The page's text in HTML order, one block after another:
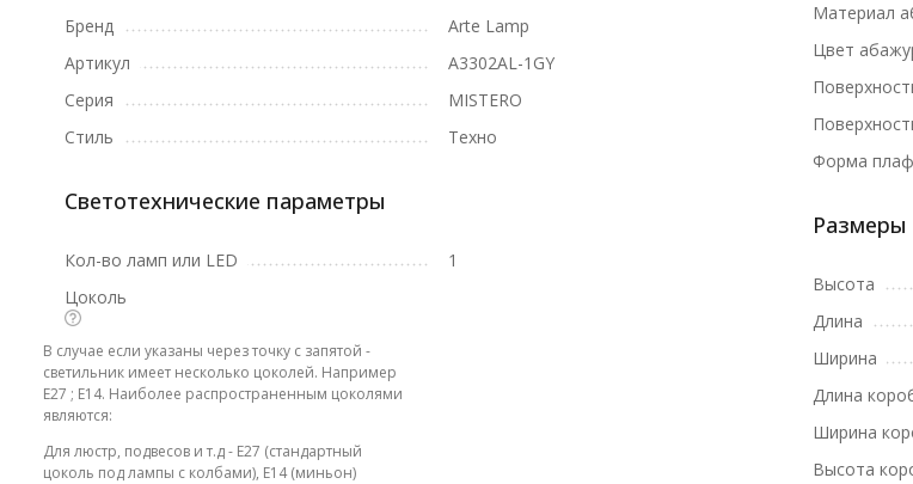
Бренд
Arte Lamp
Артикул
A3302AL-1GY
Серия
MISTERO
Стиль
Техно
Светотехнические параметры
Кол-во ламп или LED
1
Цоколь
В случае если указаны через точку с запятой -
светильник имеет несколько цоколей. Например
E27 ; E14. Наиболее распространенным цоколями
являются:
Для люстр, подвесов и т.д - E27 (стандартный
цоколь под лампы с колбами), E14 (миньон)
Материал
Цвет
Форма
Размеры
Высота
Длина
Ширина
Длина
Ширина
Высота